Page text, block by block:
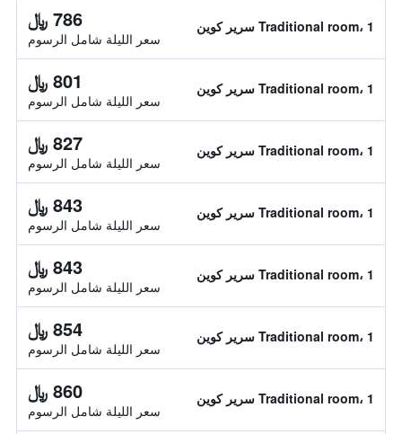
Traditional room، 1 سرير كوين 786 ﷼
سعر الليلة شامل الرسوم
Traditional room، 1 سرير كوين 801 ﷼
سعر الليلة شامل الرسوم
Traditional room، 1 سرير كوين 827 ﷼
سعر الليلة شامل الرسوم
Traditional room، 1 سرير كوين 843 ﷼
سعر الليلة شامل الرسوم
Traditional room، 1 سرير كوين 843 ﷼
سعر الليلة شامل الرسوم
Traditional room، 1 سرير كوين 854 ﷼
سعر الليلة شامل الرسوم
Traditional room، 1 سرير كوين 860 ﷼
سعر الليلة شامل الرسوم